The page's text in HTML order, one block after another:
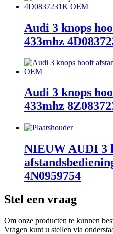
Audi 3 knops
433mhz
Audi 3 knops
433mhz
NIEUW AUDI 3
4N0959754
Stel een vraag
Om onze producten te kunnen
Vragen kunt u stellen via